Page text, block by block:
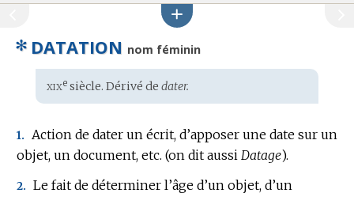
✻ DATATION nom féminin
Étymologie
:
xixesiècle. Dérivé de dater.
1.
Action de dater un écrit, d’apposer une date sur un
objet, un document, etc. (on dit aussi Datage).
2. Le fait de déterminer l’âge d’un objet, d’un